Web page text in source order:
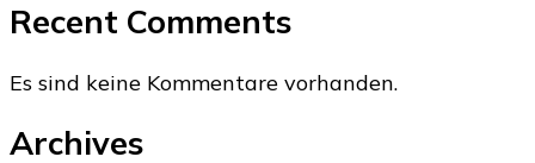
Recent Comments
Es sind keine Kommentare vorhanden.
Archives